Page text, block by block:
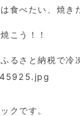
食べたい、焼き
こう！！
るさと納税で冷
クです。